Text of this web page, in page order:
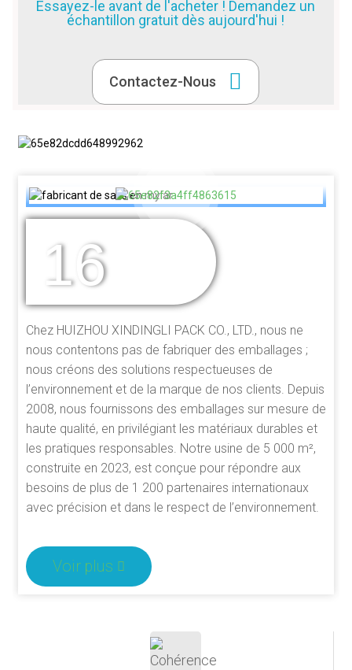
Essayez-le avant de l'acheter ! Demandez un
échantillon gratuit dès aujourd'hui !
Contactez-Nous
16
Chez HUIZHOU XINDINGLI PACK CO., LTD., nous ne
nous contentons pas de fabriquer des emballages ;
nous créons des solutions respectueuses de
l’environnement et de la marque de nos clients. Depuis
2008, nous fournissons des emballages sur mesure de
haute qualité, en privilégiant les matériaux durables et
les pratiques responsables. Notre usine de 5 000 m²,
construite en 2023, est conçue pour répondre aux
besoins de plus de 1 200 partenaires internationaux
avec précision et dans le respect de l’environnement.
Voir plus